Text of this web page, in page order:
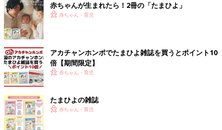
赤ちゃんが生まれたら！2冊の「たまひよ」
赤ちゃん・育児
アカチャンホンポでたまひよ雑誌を買うとポイント10
倍【期間限定】
赤ちゃん・育児
たまひよの雑誌
赤ちゃん・育児